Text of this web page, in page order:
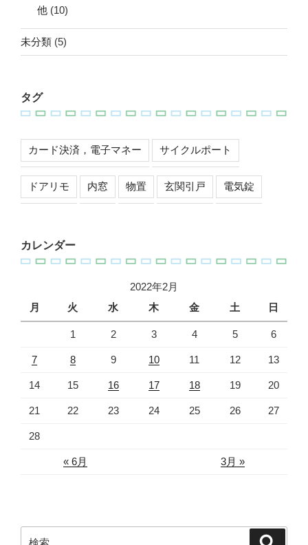
他 (10)
未分類 (5)
タグ
カード決済，電子マネー サイクルポート
ドアリモ 内窓 物置 玄関引戸 電気錠
カレンダー
2022年2月
月
火 水 木 金 土 日
« 6月 3月 »
1 2 3 4 5 6
7 8 9 10 11 12 13
14 15 16 17 18 19 20
21 22 23 24 25 26 27
28
検